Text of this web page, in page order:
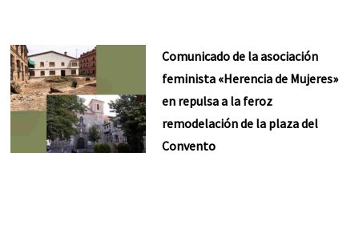
Comunicado de la asociación
feminista «Herencia de Mujeres»
en repulsa a la feroz
remodelación de la plaza del
Convento